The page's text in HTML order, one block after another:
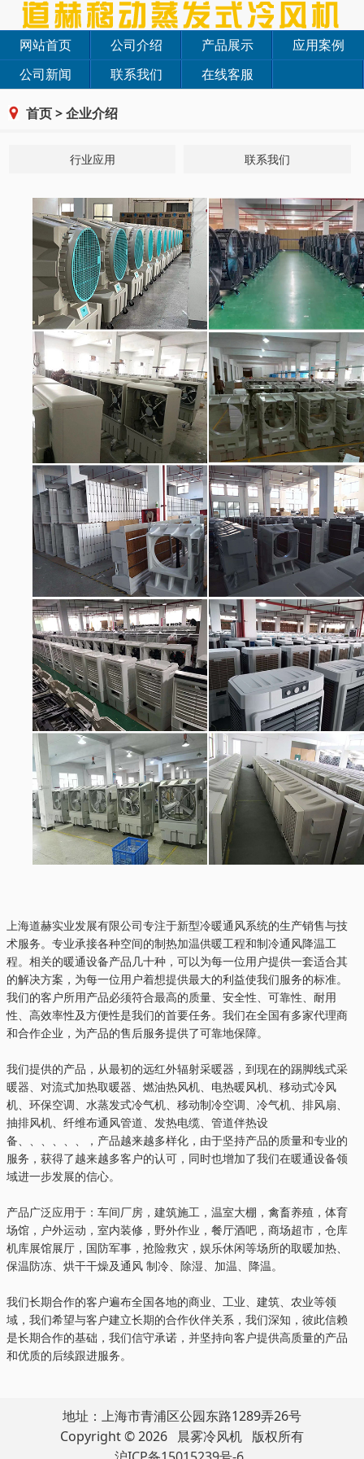
网站首页 公司介绍 产品展示
应用案例
公司新闻
联系我们 在线客服
首页>企业介绍
行业应用 联系我们
上海道赫实业发展有限公司专注于新型冷暖通风系统的生产销售与技
术服务。专业承接各种空间的制热加温供暖工程和制冷通风降温工
程。相关的暖通设备产品几十种，可以为每一位用户提供一套适合其
的解决方案，为每一位用户着想提供最大的利益使我们服务的标准。
我们的客户所用产品必须符合最高的质量、安全性、可靠性、耐用
性、高效率性及方便性是我们的首要任务。我们在全国有多家代理商
和合作企业，为产品的售后服务提供了可靠地保障。
我们提供的产品，从最初的远红外辐射采暖器，到现在的踢脚线式采
暖器、对流式加热取暖器、燃油热风机、电热暖风机、移动式冷风
机、环保空调、水蒸发式冷气机、移动制冷空调、冷气机、排风扇、
抽排风机、纤维布通风管道、发热电缆、管道伴热设
备、、、、、、，产品越来越多样化，由于坚持产品的质量和专业的
服务，获得了越来越多客户的认可，同时也增加了我们在暖通设备领
域进一步发展的信心。
产品广泛应用于：车间厂房，建筑施工，温室大棚，禽畜养殖，体育
场馆，户外运动，室内装修，野外作业，餐厅酒吧，商场超市，仓库
机库展馆展厅，国防军事，抢险救灾，娱乐休闲等场所的取暖加热、
保温防冻、烘干干燥及通风 制冷、除湿、加温、降温。
我们长期合作的客户遍布全国各地的商业、工业、建筑、农业等领
域，我们希望与客户建立长期的合作伙伴关系，我们深知，彼此信赖
是长期合作的基础，我们信守承诺，并坚持向客户提供高质量的产品
和优质的后续跟进服务。
地址：上海市青浦区公园东路1289弄26号
Copyright © 2026 晨雾冷风机 版权所有